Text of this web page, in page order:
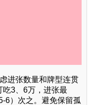
进张数量和牌型连贯
吃3、6万，进张最
6）次之。避免保留孤